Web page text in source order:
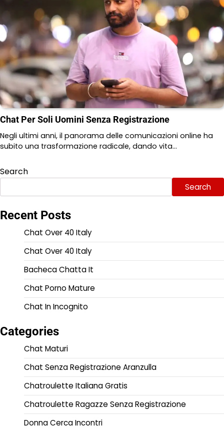
Chat Per Soli Uomini Senza Registrazione
Negli ultimi anni, il panorama delle comunicazioni online ha
subito una trasformazione radicale, dando vita…
Search
Search
Recent Posts
Chat Over 40 Italy
Chat Over 40 Italy
Bacheca Chatta It
Chat Porno Mature
Chat In Incognito
Categories
Chat Maturi
Chat Senza Registrazione Aranzulla
Chatroulette Italiana Gratis
Chatroulette Ragazze Senza Registrazione
Donna Cerca Incontri